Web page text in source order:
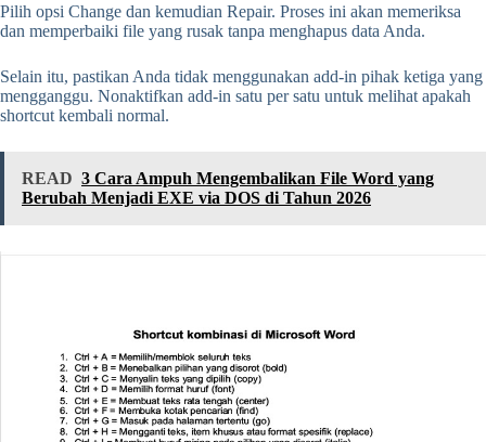
Pilih opsi Change dan kemudian Repair. Proses ini akan memeriksa
dan memperbaiki file yang rusak tanpa menghapus data Anda.
Selain itu, pastikan Anda tidak menggunakan add-in pihak ketiga yang
mengganggu. Nonaktifkan add-in satu per satu untuk melihat apakah
shortcut kembali normal.
READ 3 Cara Ampuh Mengembalikan File Word yang
Berubah Menjadi EXE via DOS di Tahun 2026